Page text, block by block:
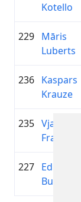
Kotello
229 Māris
Luberts
236 Kaspars
Krauze
235 Vjačeslavs
Frančuks
227 Eduards
Butāns